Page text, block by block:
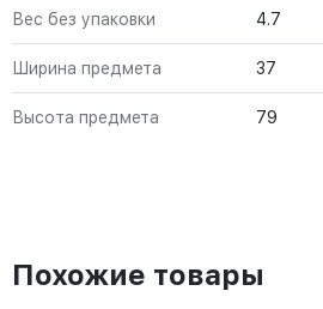
Вес без упаковки 4.7
Ширина предмета 37
Высота предмета 79
Похожие товары